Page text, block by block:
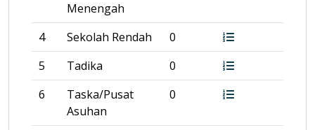
Menengah
4 Sekolah Rendah
0
5
Tadika
0
6
Taska/Pusat
Asuhan
0